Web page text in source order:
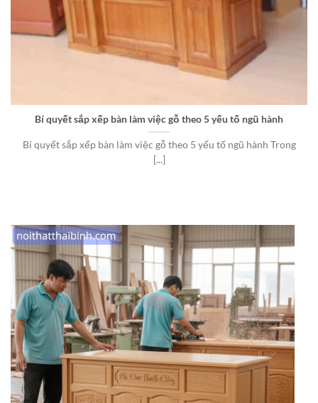
Bí quyết sắp xếp bàn làm việc gỗ theo 5 yếu tố ngũ hành
Bí quyết sắp xếp bàn làm việc gỗ theo 5 yếu tố ngũ hành Trong
[...]